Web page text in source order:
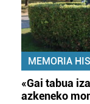
MEMORIA
«Gai tabua
azkeneko